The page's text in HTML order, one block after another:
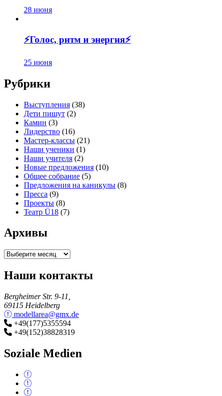
28 июня
⚡️Голос, ритм и энергия⚡️
25 июня
Рубрики
Выступления (38)
Дети пишут (2)
Камин (3)
Лидерство (16)
Мастер-классы (21)
Наши ученики (1)
Наши учителя (2)
Новые предложения (10)
Общее собрание (5)
Предложения на каникулы (8)
Пресса (9)
Проекты (8)
Театр Ü18 (7)
Архивы
Архивы
Наши контакты
Bergheimer Str. 9-11,
69115 Heidelberg
modellarea@gmx.de
+49(177)5355594
+49(152)38828319
Soziale Medien